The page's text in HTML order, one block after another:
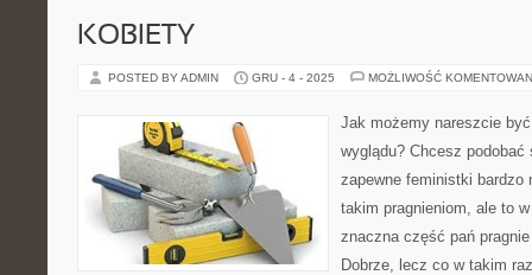
KOBIETY
POSTED BY ADMIN GRU - 4 - 2025 MOŻLIWOŚĆ
Jak możemy nareszcie
wyglądu? Chcesz
zapewne feministki bardzo
takim pragnieniom, ale to
znaczna część pań
Dobrze, lecz co w takim